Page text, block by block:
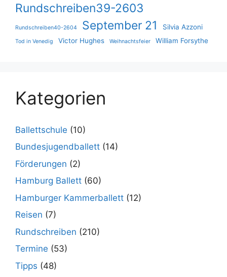
Rundschreiben39-2603
Rundschreiben40-2604 September 21 Silvia Azzoni
Tod in Venedig Victor Hughes Weihnachtsfeier William Forsythe
Kategorien
Ballettschule (10)
Bundesjugendballett (14)
Förderungen (2)
Hamburg Ballett (60)
Hamburger Kammerballett (12)
Reisen (7)
Rundschreiben (210)
Termine (53)
Tipps (48)